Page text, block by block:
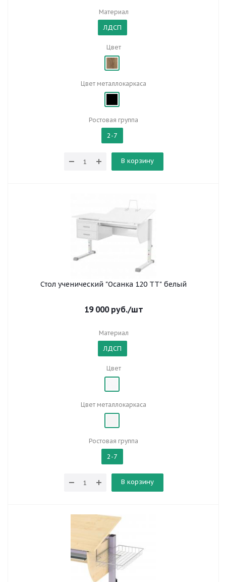
Материал
ЛДСП
Цвет
Цвет металлокаркаса
Ростовая группа
2-7
В корзину
Стол ученический "Осанка 120 ТТ" белый
19 000руб./шт
Материал
ЛДСП
Цвет
Цвет металлокаркаса
Ростовая группа
2-7
В корзину